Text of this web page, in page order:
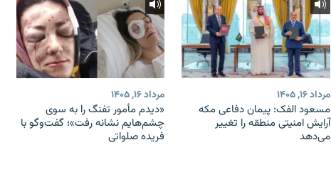
مرداد ۱۶, ۱۴۰۵
مسعود الفک: پیمان دفاعی مکه
آرایش امنیتی منطقه را تغییر
می‌دهد
مرداد ۱۶, ۱۴۰۵
«دیدم مأمور تفنگ را به سوی
چشم‌هایم نشانه رفت»؛ گفت‌و‌گو با
فریده صلواتی